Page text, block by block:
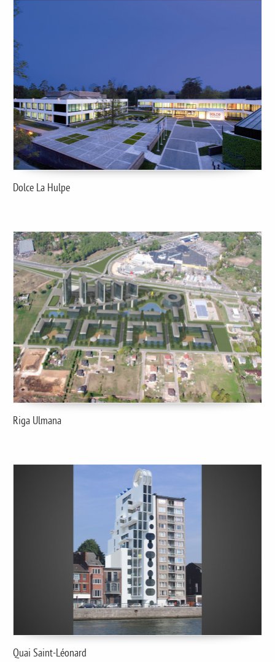
Dolce La Hulpe
Riga Ulmana
Quai Saint-Léonard